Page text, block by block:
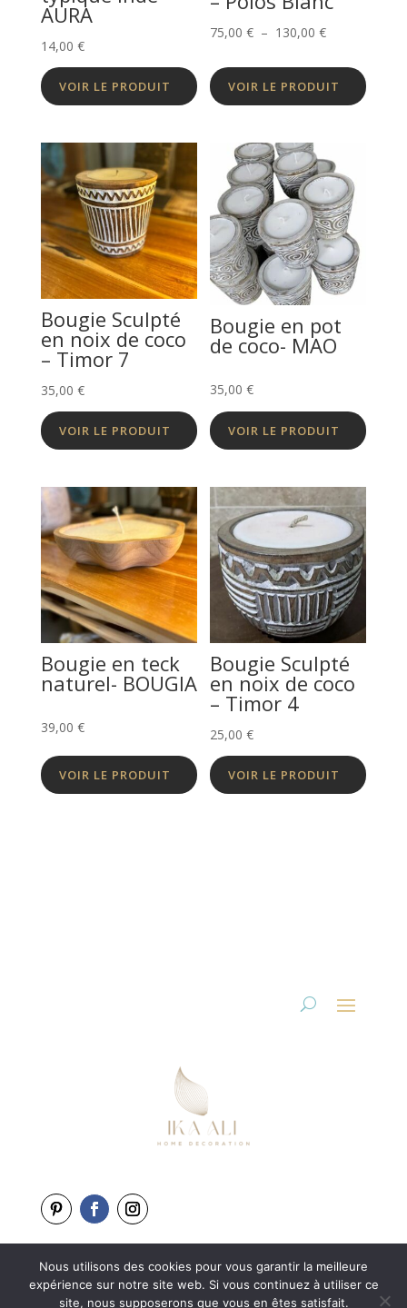
AURA
14,00 €
VOIR LE PRODUIT
75,00€ – 130,00€Plage
75,00 €
VOIR LE PRODUIT
Bougie Sculpté
en noix de coco
– Timor 7
35,00 €
VOIR LE PRODUIT
Bougie en pot
de coco- MAO
35,00€
VOIR LE PRODUIT
Bougie en teck
naturel- BOUGIA
39,00 €
VOIR LE PRODUIT
Bougie Sculpté
en noix de coco
– Timor 4
25,00€
VOIR LE PRODUIT
Copyright 2025-2026
Une création deL’Agence BewweB.fr
Nous utilisons des cookies pour vous garantir la meilleure
expérience sur notre site web. Si vous continuez à utiliser ce
site, nous supposerons que vous en êtes satisfait.